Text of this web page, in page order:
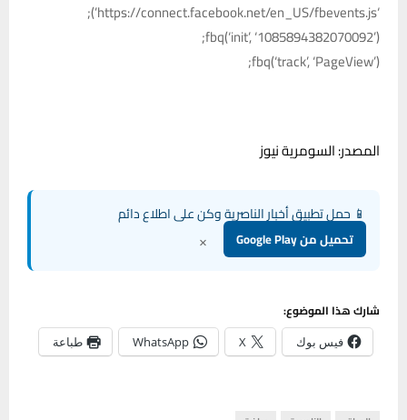
‘https://connect.facebook.net/en_US/fbevents.js’);
fbq(‘init’, ‘1085894382070092’);
fbq(‘track’, ‘PageView’);
المصدر: السومرية نيوز
📱 حمل تطبيق أخبار الناصرية وكن على اطلاع دائم
تحميل من Google Play ×
شارك هذا الموضوع:
فيس بوك X
WhatsApp طباعة